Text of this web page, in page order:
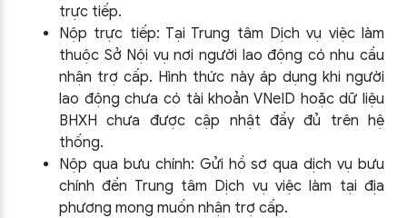
trực tiếp.
Nộp trực tiếp: Tại Trung tâm Dịch vụ việc làm
thuộc Sở Nội vụ nơi người lao động có nhu cầu
nhận trợ cấp. Hình thức này áp dụng khi người
lao động chưa có tài khoản VNeID hoặc dữ liệu
BHXH chưa được cập nhật đầy đủ trên hệ
thống.
Nộp qua bưu chính: Gửi hồ sơ qua dịch vụ bưu
chính đến Trung tâm Dịch vụ việc làm tại địa
phương mong muốn nhận trợ cấp.